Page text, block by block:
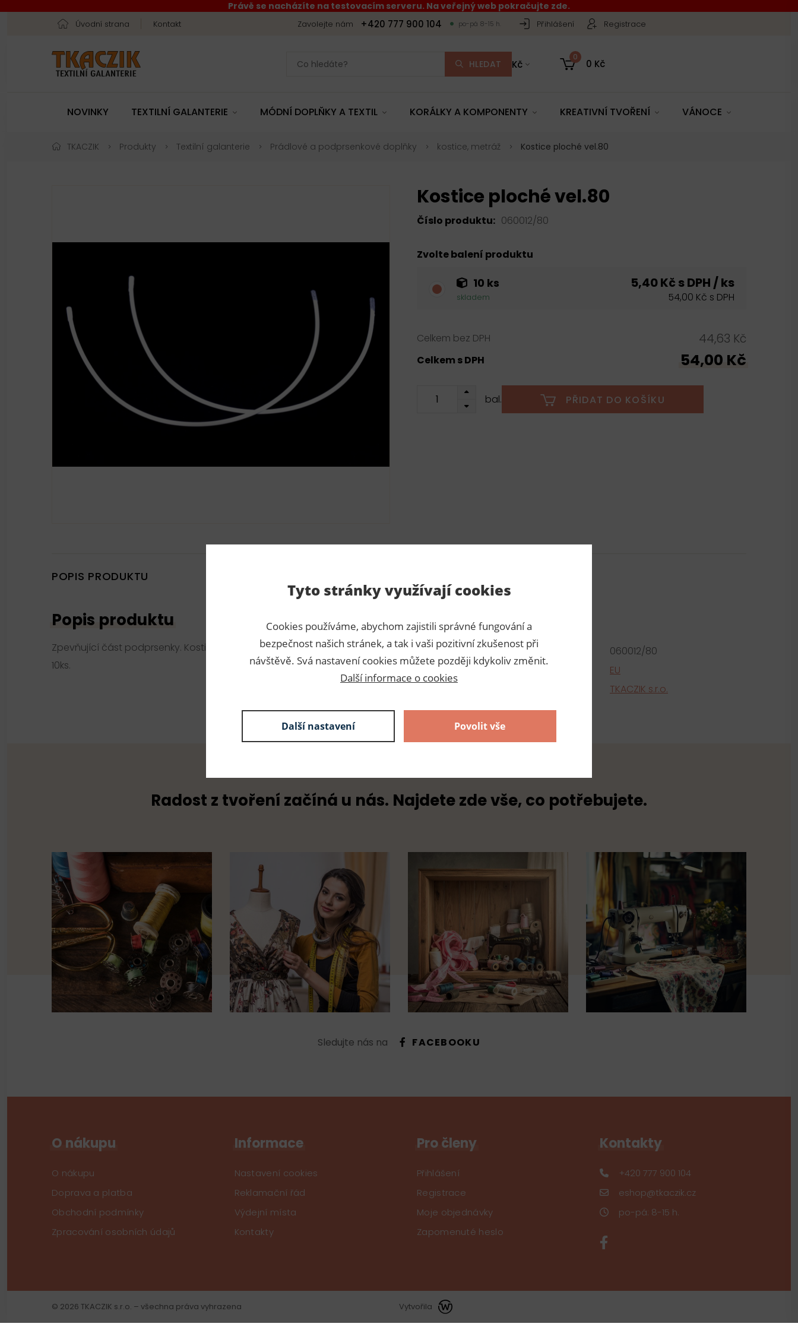
Právě se nacházíte na testovacím serveru. Na veřejný web pokračujte zde.
Úvodní strana Kontakt Zavolejte nám +420 777 900 104 po-pá 8-15 h. Přihlášení Registrace
HLEDAT Kč
0
0 Kč
NOVINKY TEXTILNÍ GALANTERIE MÓDNÍ DOPLŇKY A TEXTIL KORÁLKY A KOMPONENTY KREATIVNÍ TVOŘENÍ VÁNOCE
TKACZIK Produkty Textilní galanterie Prádlové a podprsenkové doplňky kostice, metráž Kostice ploché vel.80
Kostice ploché vel.80
Číslo produktu: 060012/80
Zvolte balení produktu
10 ks
skladem
5,40 Kč s DPH / ks
54,00 Kč s DPH
Celkem bez DPH 44,63 Kč
Celkem s DPH 54,00 Kč
bal. PŘIDAT DO KOŠÍKU
POPIS PRODUKTU
Popis produktu
Zpevňující část podprsenky. Kostice jsou ploché a v bílé barvě. Baleno po
10ks.
Parametry
Číslo produktu:
060012/80
EU
TKACZIK s.r.o.
Radost z tvoření začíná u nás. Najdete zde vše, co potřebujete.
Sledujte nás na FACEBOOKU
O nákupu
O nákupu
Doprava a platba
Obchodní podmínky
Zpracování osobních údajů
Informace
Nastavení cookies
Reklamační řád
Výdejní místa
Kontakty
Pro členy
Přihlášení
Registrace
Moje objednávky
Zapomenuté heslo
Kontakty
+420 777 900 104
eshop@tkaczik.cz
po-pá: 8-15 h.
© 2026 TKACZIK s.r.o. – všechna práva vyhrazena Vytvořila
Tyto stránky využívají cookies
Cookies používáme, abychom zajistili správné fungování a
bezpečnost našich stránek, a tak i vaši pozitivní zkušenost při
návštěvě. Svá nastavení cookies můžete později kdykoliv změnit.
Další informace o cookies
Další nastavení Povolit vše